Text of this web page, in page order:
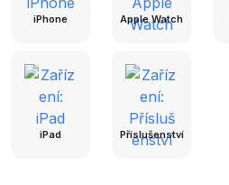
iPhone Apple Watch
iPad Příslušenství